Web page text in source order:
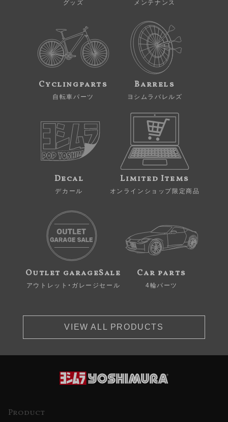
グッズ メンテナンス
Cyclingparts
自転車パーツ
Barrels
ヨシムラバレルズ
Decal
デカール
Limited Items
オンラインショップ限定商品
Outlet garageSale
アウトレット・ガレージセール
Car parts
4輪パーツ
VIEW ALL PRODUCTS
Product